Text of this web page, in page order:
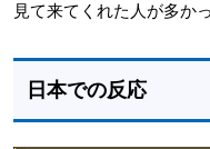
見て来てくれた人が多か
日本での反応